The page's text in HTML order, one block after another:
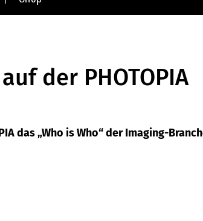
der PHOTOPIA
das „Who is Who“ der Imaging-